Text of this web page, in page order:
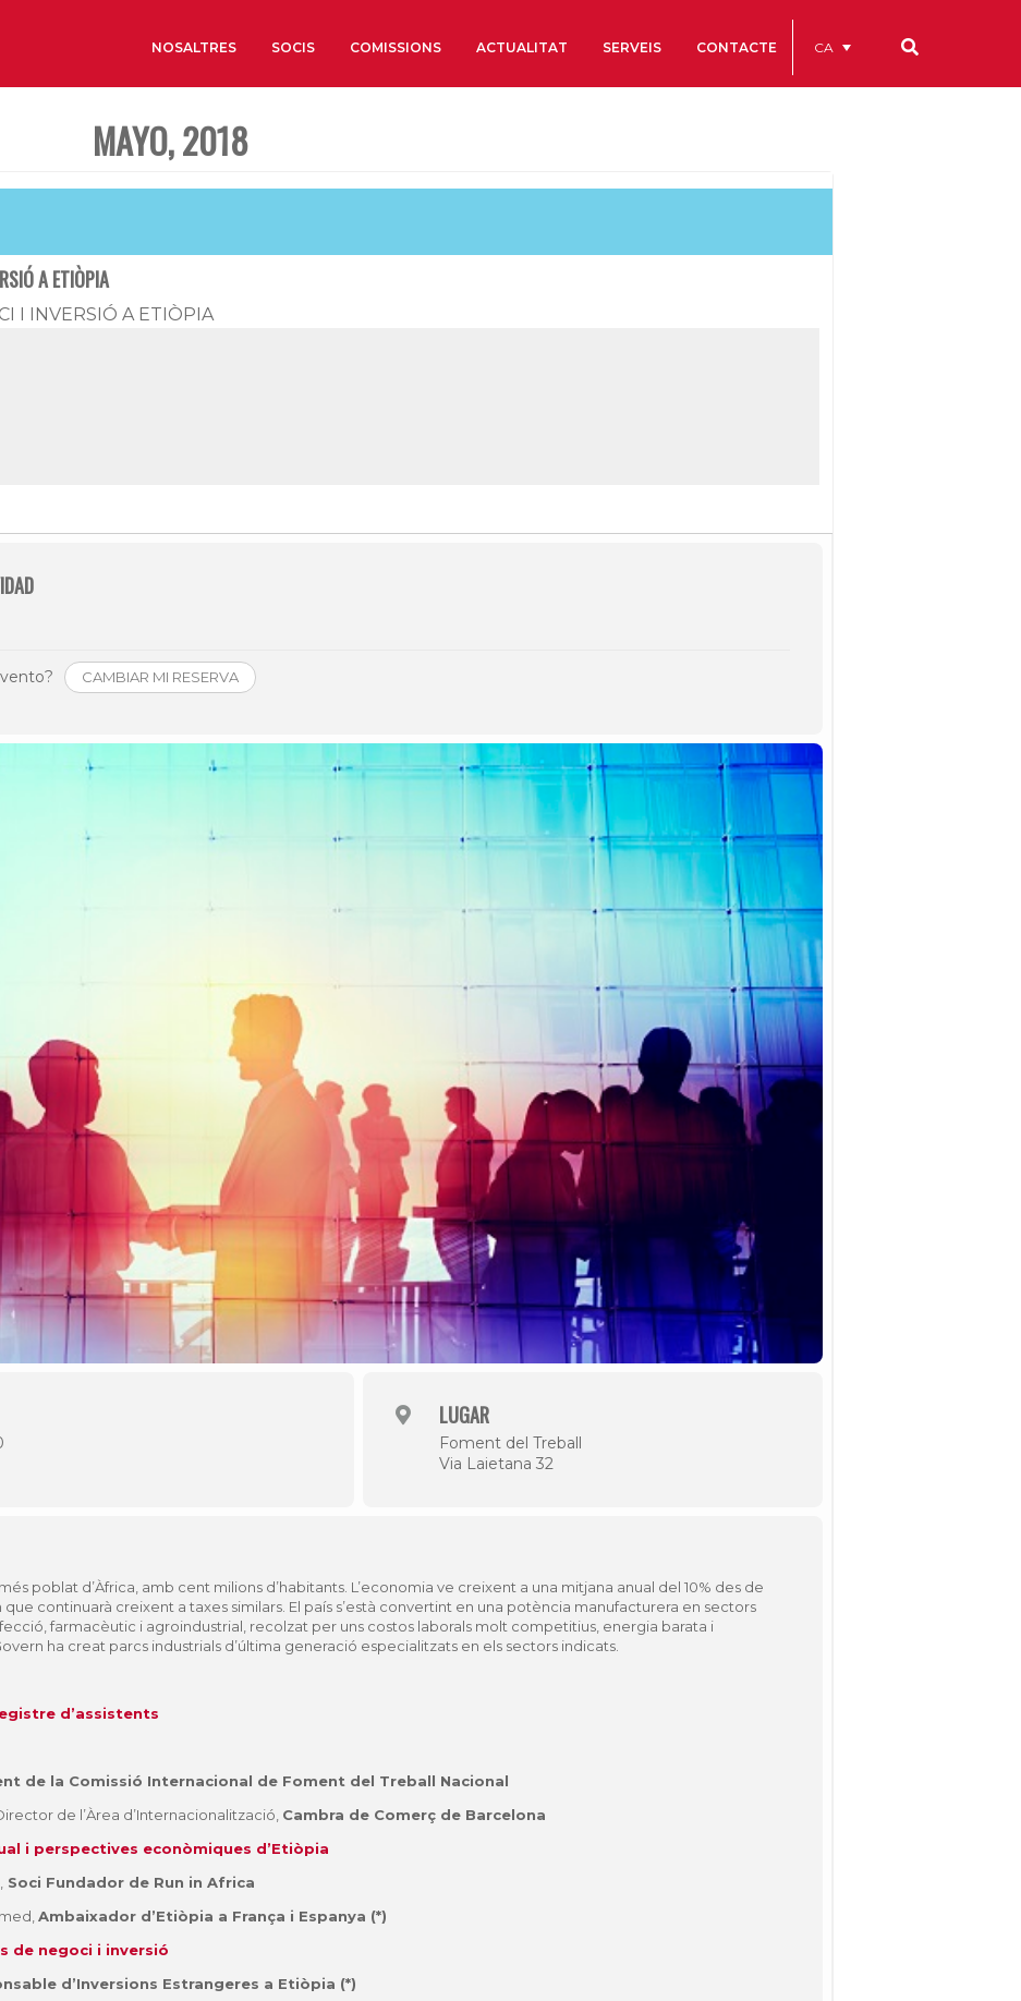
NOSALTRES SOCIS COMISSIONS ACTUALITAT SERVEIS CONTACTE CA
MAYO, 2018
A ETIÒPIA
I INVERSIÓ A ETIÒPIA
CAMBIAR MI RESERVA
LUGAR
Foment del Treball
Via Laietana 32
poblat d’Àfrica, amb cent milions d’habitants. L’economia ve creixent a una mitjana anual del 10% des de
que continuarà creixent a taxes similars. El país s’està convertint en una potència manufacturera en sectors
farmacèutic i agroindustrial, recolzat per uns costos laborals molt competitius, energia barata i
ha creat parcs industrials d’última generació especialitzats en els sectors indicats.
d’assistents
de la Comissió Internacional de Foment del Treball Nacional
de l’Àrea d’Internacionalització, Cambra de Comerç de Barcelona
i perspectives econòmiques d’Etiòpia
Soci Fundador de Run in Africa
Ambaixador d’Etiòpia a França i Espanya (*)
de negoci i inversió
d’Inversions Estrangeres a Etiòpia (*)